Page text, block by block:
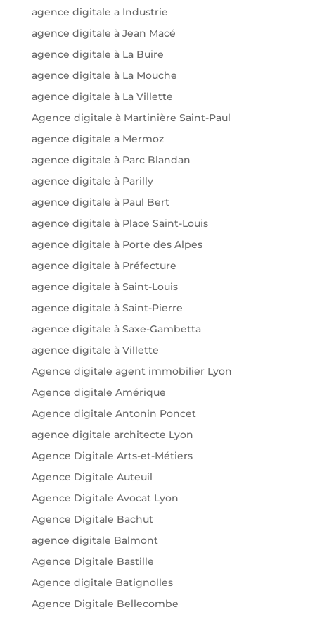
agence digitale a Industrie
agence digitale à Jean Macé
agence digitale à La Buire
agence digitale à La Mouche
agence digitale à La Villette
Agence digitale à Martinière Saint-Paul
agence digitale a Mermoz
agence digitale à Parc Blandan
agence digitale à Parilly
agence digitale à Paul Bert
agence digitale à Place Saint-Louis
agence digitale à Porte des Alpes
agence digitale à Préfecture
agence digitale à Saint-Louis
agence digitale à Saint-Pierre
agence digitale à Saxe-Gambetta
agence digitale à Villette
Agence digitale agent immobilier Lyon
Agence digitale Amérique
Agence digitale Antonin Poncet
agence digitale architecte Lyon
Agence Digitale Arts-et-Métiers
Agence Digitale Auteuil
Agence Digitale Avocat Lyon
Agence Digitale Bachut
agence digitale Balmont
Agence Digitale Bastille
Agence digitale Batignolles
Agence Digitale Bellecombe